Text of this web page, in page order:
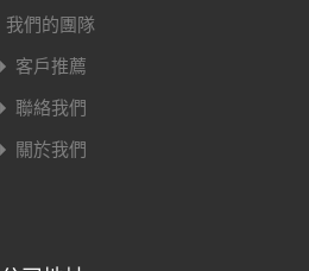
我們的團隊
客戶推薦
聯絡我們
關於我們